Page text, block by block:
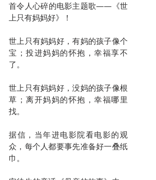
首令人心碎的电影主题歌——《世
上只有妈妈好》！
世上只有妈妈好，有妈的孩子像个
宝；投进妈妈的怀抱，幸福享不
了。
世上只有妈妈好，没妈的孩子像根
草；离开妈妈的怀抱，幸福哪里
找。
据信，当年进电影院看电影的观
众，每个人都要事先准备好一叠纸
巾。